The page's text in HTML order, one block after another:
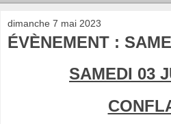
dimanche 7 mai 2023
ÉVÈNEMENT :
SAMEDI 03